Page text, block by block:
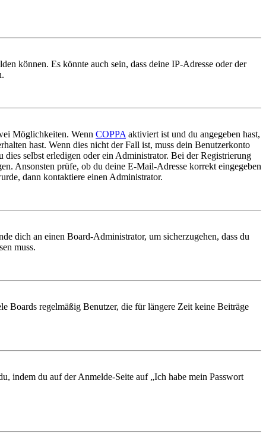
können. Es könnte auch sein, dass deine IP-Adresse oder der
Möglichkeiten. Wenn COPPA aktiviert ist und du angegeben hast,
hast. Wenn dies nicht der Fall ist, muss dein Benutzerkonto
selbst erledigen oder ein Administrator. Bei der Registrierung
Ansonsten prüfe, ob du deine E-Mail-Adresse korrekt eingegeben
dann kontaktiere einen Administrator.
dich an einen Board-Administrator, um sicherzugehen, dass du
muss.
Boards regelmäßig Benutzer, die für längere Zeit keine Beiträge
indem du auf der Anmelde-Seite auf „Ich habe mein Passwort